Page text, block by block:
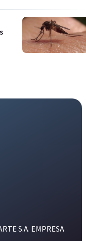
S.A. EMPRESA